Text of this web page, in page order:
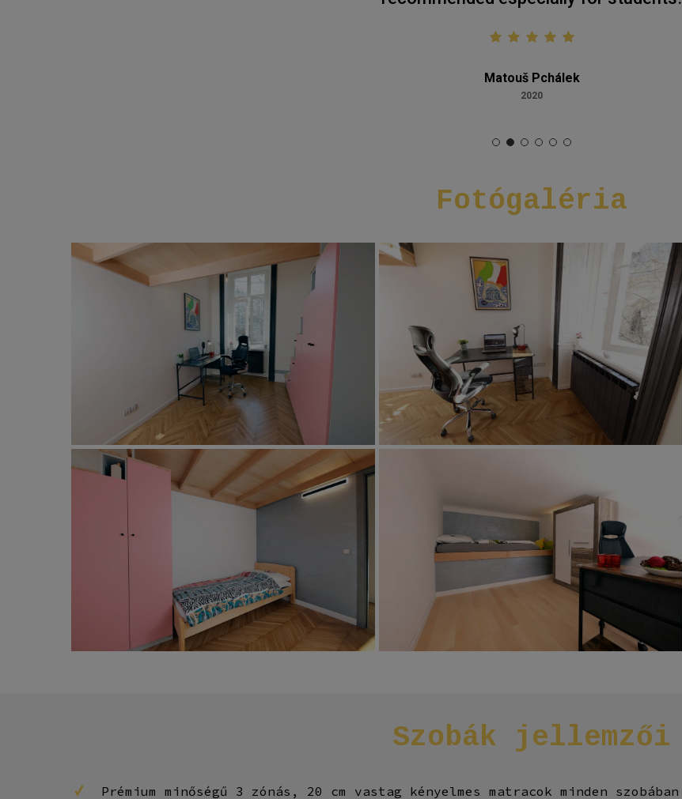
Matouš Pchálek
2020
Fotógaléria
Szobák jellemzői
Prémium minőségű 3 zónás, 20 cm vastag kényelmes matracok minden szobában